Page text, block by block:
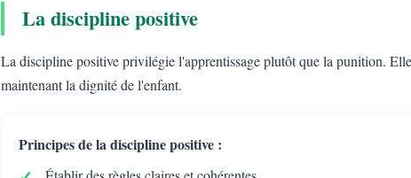
La discipline positive
La discipline positive privilégie l'apprentissage plutôt que la punition.
maintenant la dignité de l'enfant.
Principes de la discipline positive :